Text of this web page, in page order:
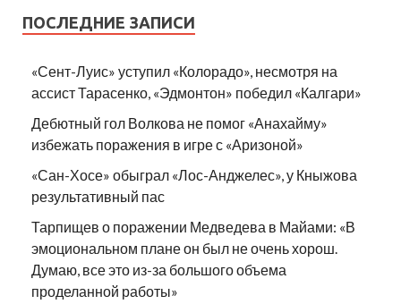
ПОСЛЕДНИЕ ЗАПИСИ
«Сент-Луис» уступил «Колорадо», несмотря на
ассист Тарасенко, «Эдмонтон» победил «Калгари»
Дебютный гол Волкова не помог «Анахайму»
избежать поражения в игре с «Аризоной»
«Сан-Хосе» обыграл «Лос-Анджелес», у Кныжова
результативный пас
Тарпищев о поражении Медведева в Майами: «В
эмоциональном плане он был не очень хорош.
Думаю, все это из-за большого объема
проделанной работы»